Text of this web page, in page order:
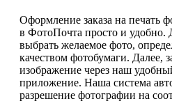
Оформление заказа на печать
в ФотоПочта просто и удобно.
выбрать желаемое фото,
качеством фотобумаги. Далее,
изображение через наш
приложение. Наша система
разрешение фотографии на